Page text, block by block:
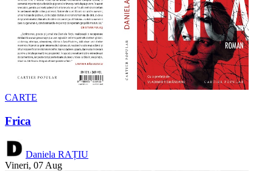
CARTE
Frica
Daniela RAȚIU
Vineri, 07 Aug